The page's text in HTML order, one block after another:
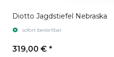
Diotto Jagdstiefel Nebraska
sofort bestellbar
319,00 € *